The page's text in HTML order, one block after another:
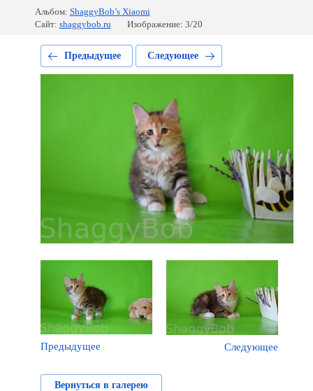
Альбом: ShaggyBob’s Xiaomi
Сайт: shaggybob.ru Изображение: 3/20
Предыдущее Следующее
Предыдущее Следующее
Вернуться в галерею